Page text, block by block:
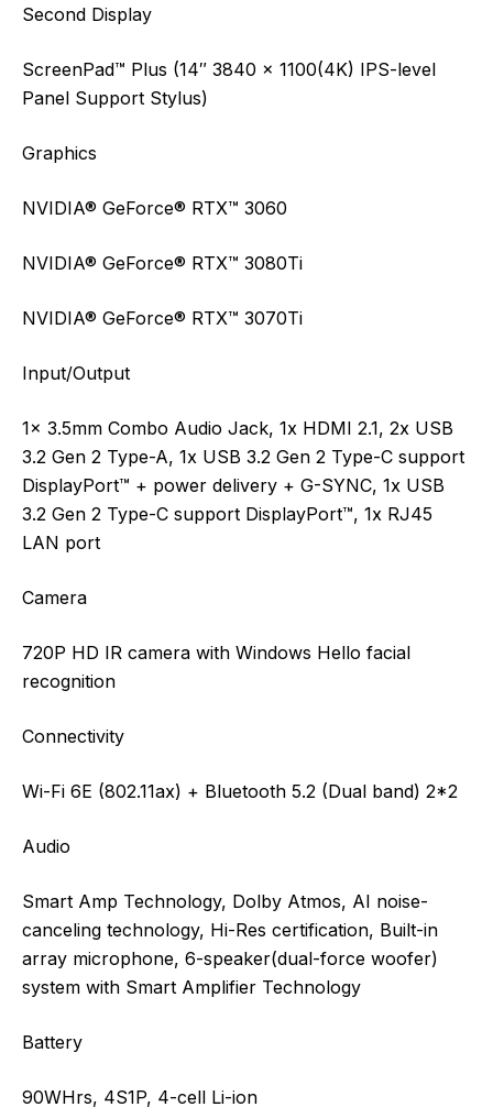
Second Display
ScreenPad™ Plus (14″ 3840 x 1100(4K) IPS-level
Panel Support Stylus)
Graphics
NVIDIA® GeForce® RTX™ 3060
NVIDIA® GeForce® RTX™ 3080Ti
NVIDIA® GeForce® RTX™ 3070Ti
Input/Output
1x 3.5mm Combo Audio Jack, 1x HDMI 2.1, 2x USB
3.2 Gen 2 Type-A, 1x USB 3.2 Gen 2 Type-C support
DisplayPort™ + power delivery + G-SYNC, 1x USB
3.2 Gen 2 Type-C support DisplayPort™, 1x RJ45
LAN port
Camera
720P HD IR camera with Windows Hello facial
recognition
Connectivity
Wi-Fi 6E (802.11ax) + Bluetooth 5.2 (Dual band) 2*2
Audio
Smart Amp Technology, Dolby Atmos, AI noise-
canceling technology, Hi-Res certification, Built-in
array microphone, 6-speaker(dual-force woofer)
system with Smart Amplifier Technology
Battery
90WHrs, 4S1P, 4-cell Li-ion